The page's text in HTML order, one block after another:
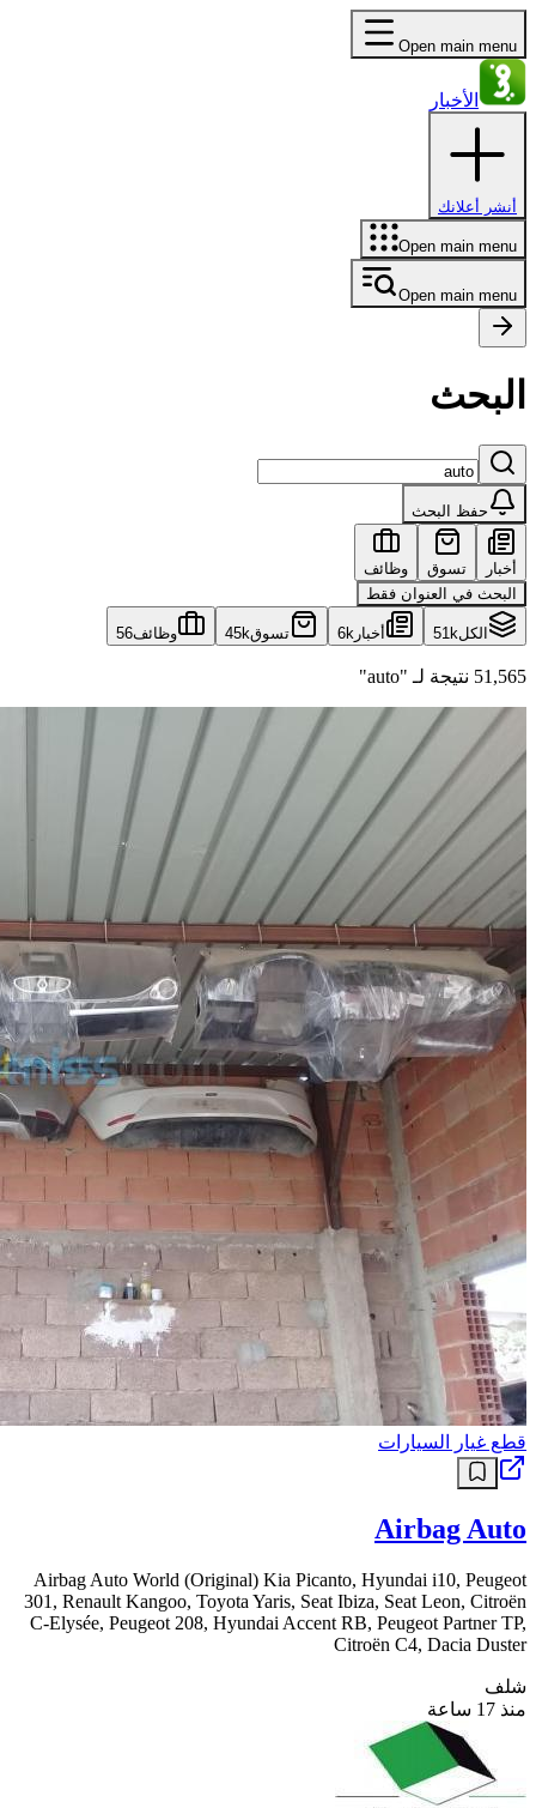
Open main menu
الأخبار
أنشر أعلانك
Open main menu
Open main menu
البحث
حفظ البحث
أخبار تسوق
وظائف
البحث في العنوان فقط
الكل51k أخبار 6k تسوق45k وظائف56
51,565 نتيجة لـ "auto"
قطع غيار السيارات
Airbag Auto
Airbag Auto World (Original) Kia Picanto, Hyundai i10, Peugeot
301, Renault Kangoo, Toyota Yaris, Seat Ibiza, Seat Leon, Citroën
C-Elysée, Peugeot 208, Hyundai Accent RB, Peugeot Partner TP,
Citroën C4, Dacia Duster
شلف
منذ 17 ساعة